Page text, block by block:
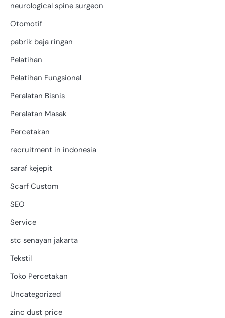
neurological spine surgeon
Otomotif
pabrik baja ringan
Pelatihan
Pelatihan Fungsional
Peralatan Bisnis
Peralatan Masak
Percetakan
recruitment in indonesia
saraf kejepit
Scarf Custom
SEO
Service
stc senayan jakarta
Tekstil
Toko Percetakan
Uncategorized
zinc dust price